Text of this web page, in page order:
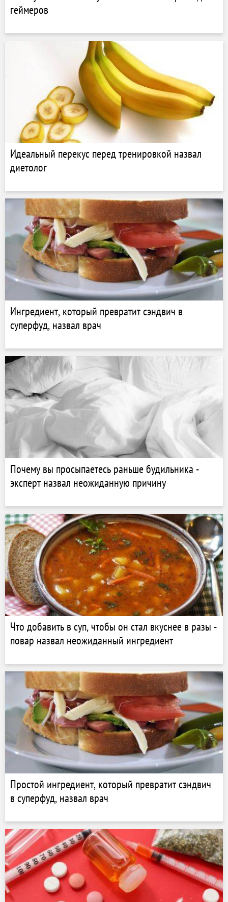
геймеров
Идеальный перекус перед тренировкой назвал
диетолог
Ингредиент, который превратит сэндвич в
суперфуд, назвал врач
Почему вы просыпаетесь раньше будильника -
эксперт назвал неожиданную причину
Что добавить в суп, чтобы он стал вкуснее в разы -
повар назвал неожиданный ингредиент
Простой ингредиент, который превратит сэндвич
в суперфуд, назвал врач